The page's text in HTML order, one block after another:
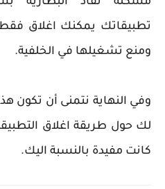
تطبيقاتك يمكنك اغلاق فقط
ومنع تشغيلها في الخلفية.
وفي النهاية نتمنى أن تكون
لك حول طريقة اغلاق
كانت مفيدة بالنسبة اليك.